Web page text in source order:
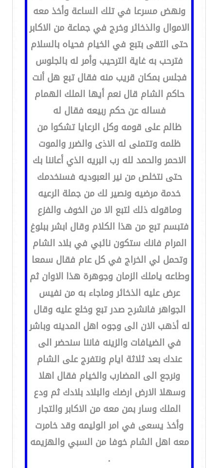
ونهض مسرعا في تلك الساعة وأخذ معه
الاموال والذخائر وخرج في جماعة من الاكابر
حتى التقى بتبع في الخيام فحياه بالسلام
فترحب به غاية الترحيب وأمر له بالجلوس
فجلس بمكان قريب منه فقال تبع هل أنت
حاكم الشام قال نعم أيها الملك الهمام
فساله عن حكم ربيعه فقال له
ظالم على قومه وكل الرعايا تشكوا من
ظلمه وتتمنى له الاذى والضرر والموت
الاحمر والحمد لله رب البريه الذي أعاننا بك
حتى نتخلص من نير العبوديه فسنخدمك
خدمة مرضيه ونصير لك من جملة الرعيه
وماقوله ذلك لتبع الا من الخوف والفزع
فتبسم تبع من هذا الكلام وقال ابشر ببلوغ
المرام فانك ستكون نائبي في بلاد الشام
وتحمل لي الخراج في كل عام فقال سمعا
وطاعه ياملك الزمان وجوهرة هذا الاوان ثم
عرض عليه الذخائر وماجاء به من نفيس
الجواهر فانشرح صدر تبع وخلع عليه وقال
له أذهب الان الى وجوه اهل المدينه وباشر
في الضيافات والزينه فاننا سنحضر الى
عندك بعد ثلاثة ايام ونتفرج على الشام
ونرجع الى المضارب والخيام فقال اهلا
وسهلا الارض ارضك والبلاد بلادك ثم ودع
الملك وسار بمن معه من الاكابر والتجار
وأخذ يسعى في امر الوليمه وقد خامرت
معه اهل الشام خوفا من السبي والهزيمه
.